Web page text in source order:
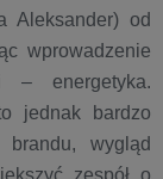
Aleksander) od
wprowadzenie
– energetyka.
jednak bardzo
wygląd
zespół o